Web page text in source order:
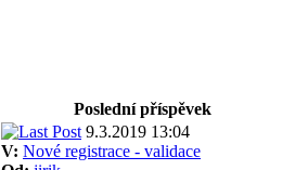
Poslední příspěvek
9.3.2019 13:04
V: Nové registrace - validace